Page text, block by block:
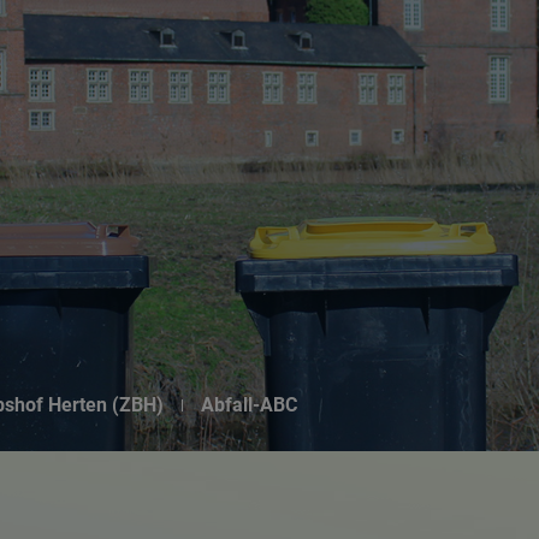
Herten (ZBH) Abfall-ABC
Suchseite mit Schnellsuche